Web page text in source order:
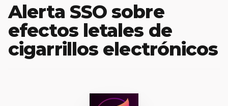
Alerta SSO sobre
efectos letales de
cigarrillos electrónicos